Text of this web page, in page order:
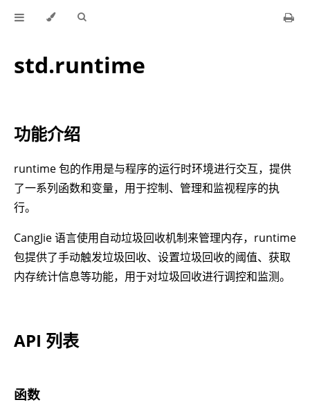
std.runtime
功能介绍
runtime 包的作用是与程序的运行时环境进行交互，提供
了一系列函数和变量，用于控制、管理和监视程序的执
行。
CangJie 语言使用自动垃圾回收机制来管理内存，runtime
包提供了手动触发垃圾回收、设置垃圾回收的阈值、获取
内存统计信息等功能，用于对垃圾回收进行调控和监测。
API 列表
函数